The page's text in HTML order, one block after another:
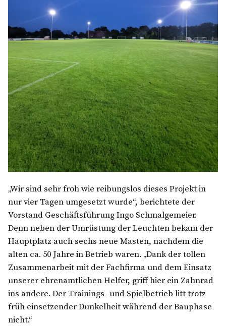
„Wir sind sehr froh wie reibungslos dieses Projekt in
nur vier Tagen umgesetzt wurde“, berichtete der
Vorstand Geschäftsführung Ingo Schmalgemeier.
Denn neben der Umrüstung der Leuchten bekam der
Hauptplatz auch sechs neue Masten, nachdem die
alten ca. 50 Jahre in Betrieb waren. „Dank der tollen
Zusammenarbeit mit der Fachfirma und dem Einsatz
unserer ehrenamtlichen Helfer, griff hier ein Zahnrad
ins andere. Der Trainings- und Spielbetrieb litt trotz
früh einsetzender Dunkelheit während der Bauphase
nicht.“